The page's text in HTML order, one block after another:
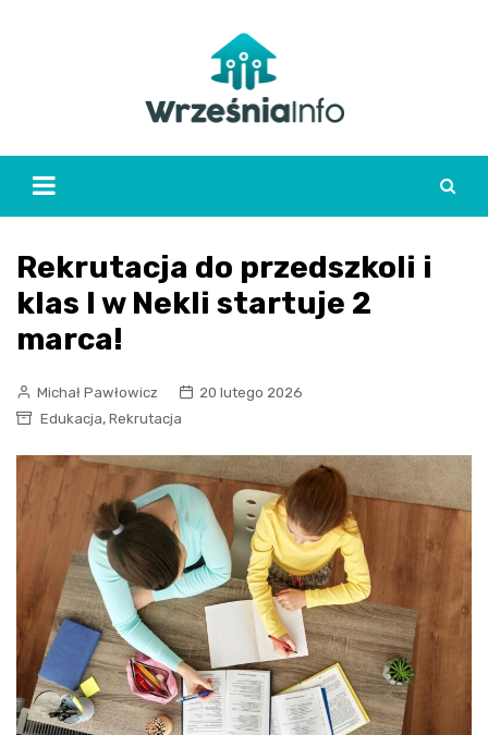
Rekrutacja do przedszkoli i
klas I w Nekli startuje 2
marca!
Michał Pawłowicz
20 lutego 2026
Edukacja, Rekrutacja